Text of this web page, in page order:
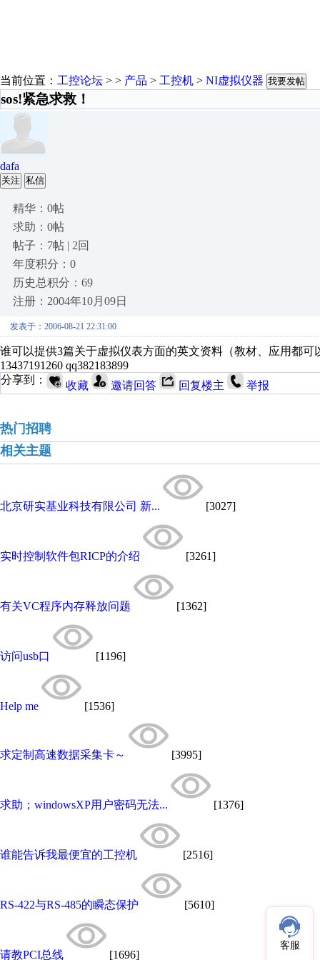
当前位置： 工控论坛 > > 产品 > 工控机 > NI虚拟仪器 我要发帖
sos!紧急求救！
dafa
关注 私信
精华：0帖
求助：0帖
帖子：7帖 | 2回
年度积分：0
历史总积分：69
注册：2004年10月09日
发表于：2006-08-21 22:31:00
谁可以提供3篇关于虚拟仪表方面的英文资料（教材、应用都
13437191260 qq382183899
分享到：
收藏 邀请回答 回复楼主 举报
热门招聘
相关主题
北京研实基业科技有限公司 新... [3027]
实时控制软件包RICP的介绍 [3261]
有关VC程序内存释放问题 [1362]
访问usb口 [1196]
Help me [1536]
求定制高速数据采集卡～ [3995]
求助；windowsXP用户密码无法... [1376]
谁能告诉我最便宜的工控机 [2516]
RS-422与RS-485的瞬态保护 [5610]
请教PCI总线 [1696]
客服